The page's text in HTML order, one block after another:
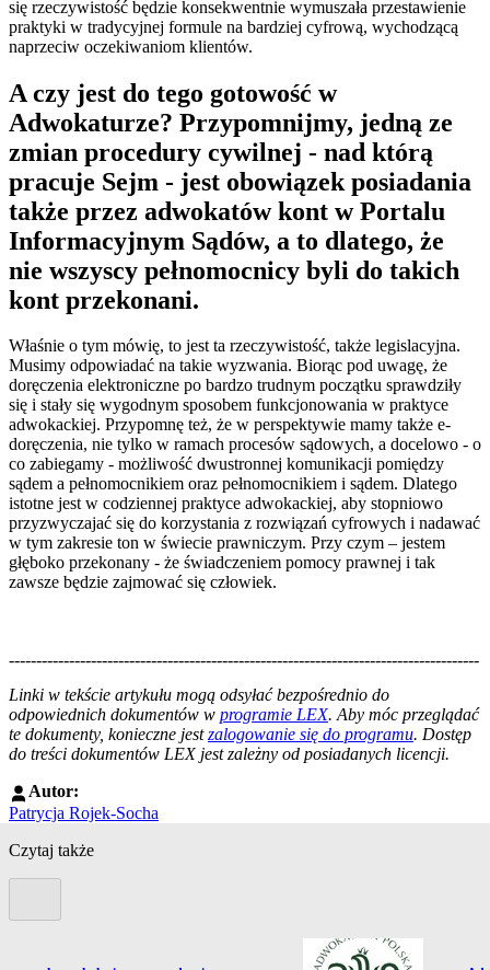
się rzeczywistość będzie konsekwentnie wymuszała przestawienie
praktyki w tradycyjnej formule na bardziej cyfrową, wychodzącą
naprzeciw oczekiwaniom klientów.
A czy jest do tego gotowość w
Adwokaturze? Przypomnijmy, jedną ze
zmian procedury cywilnej - nad którą
pracuje Sejm - jest obowiązek posiadania
także przez adwokatów kont w Portalu
Informacyjnym Sądów, a to dlatego, że
nie wszyscy pełnomocnicy byli do takich
kont przekonani.
Właśnie o tym mówię, to jest ta rzeczywistość, także legislacyjna.
Musimy odpowiadać na takie wyzwania. Biorąc pod uwagę, że
doręczenia elektroniczne po bardzo trudnym początku sprawdziły
się i stały się wygodnym sposobem funkcjonowania w praktyce
adwokackiej. Przypomnę też, że w perspektywie mamy także e-
doręczenia, nie tylko w ramach procesów sądowych, a docelowo - o
co zabiegamy - możliwość dwustronnej komunikacji pomiędzy
sądem a pełnomocnikiem oraz pełnomocnikiem i sądem. Dlatego
istotne jest w codziennej praktyce adwokackiej, aby stopniowo
przyzwyczajać się do korzystania z rozwiązań cyfrowych i nadawać
w tym zakresie ton w świecie prawniczym. Przy czym – jestem
głęboko przekonany - że świadczeniem pomocy prawnej i tak
zawsze będzie zajmować się człowiek.
--------------------------------------------------------------------------------------
Linki w tekście artykułu mogą odsyłać bezpośrednio do
odpowiednich dokumentów w programie LEX. Aby móc przeglądać
te dokumenty, konieczne jestzalogowanie się do programu. Dostęp
do treści dokumentów LEX jest zależny od posiadanych licencji.
Autor:
Patrycja Rojek-Socha
Czytaj także